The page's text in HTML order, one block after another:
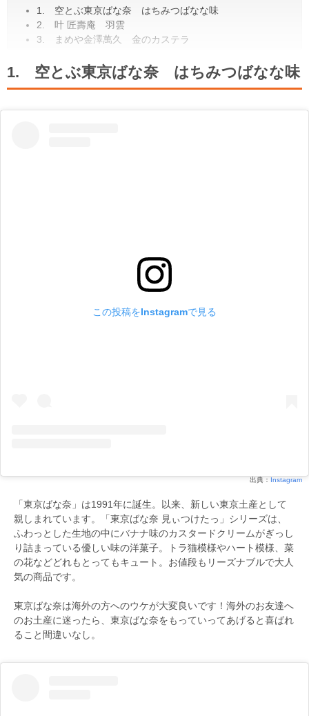
1. 空とぶ東京ばな奈 はちみつばなな味
2. 叶 匠壽庵 羽雲
3. まめや金澤萬久 金のカステラ
1. 空とぶ東京ばな奈 はちみつばなな味
この投稿をInstagramで見る
出典： Instagram
「東京ばな奈」は1991年に誕生。以来、新しい東京土産として
親しまれています。「東京ばな奈 見ぃつけたっ」シリーズは、
ふわっとした生地の中にバナナ味のカスタードクリームがぎっし
り詰まっている優しい味の洋菓子。トラ猫模様やハート模様、菜
の花などどれもとってもキュート。お値段もリーズナブルで大人
気の商品です。
東京ばな奈は海外の方へのウケが大変良いです！海外のお友達へ
のお土産に迷ったら、東京ばな奈をもっていってあげると喜ばれ
ること間違いなし。